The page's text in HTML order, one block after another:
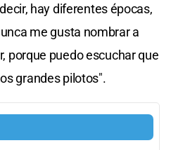
hay diferentes épocas,
me gusta nombrar a
porque puedo escuchar que
grandes pilotos".